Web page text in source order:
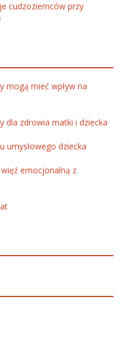
cudzoziemców przy
mogą mieć wpływ na
dla zdrowia matki i dziecka
umysłowego dziecka
emocjonalną z